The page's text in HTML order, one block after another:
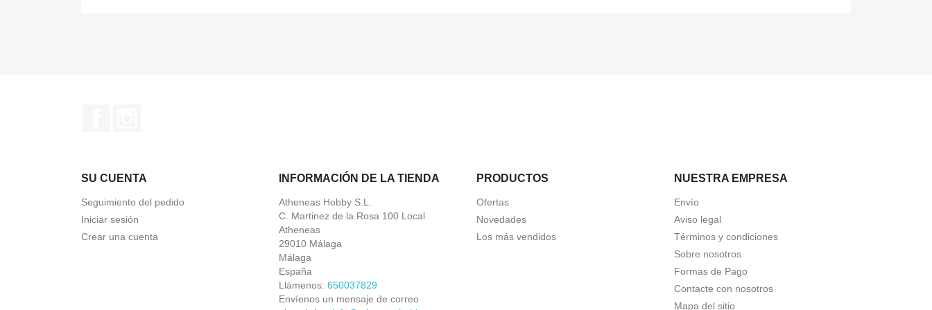
SU CUENTA
Seguimiento del pedido
Iniciar sesión
Crear una cuenta
INFORMACIÓN DE LA TIENDA
Atheneas Hobby S.L.
C. Martinez de la Rosa 100 Local
Atheneas
29010 Málaga
Málaga
España
Llámenos: 650037829
Envíenos un mensaje de correo
PRODUCTOS
Ofertas
Novedades
Los más vendidos
NUESTRA EMPRESA
Envío
Aviso legal
Términos y condiciones
Sobre nosotros
Formas de Pago
Contacte con nosotros
Mapa del sitio